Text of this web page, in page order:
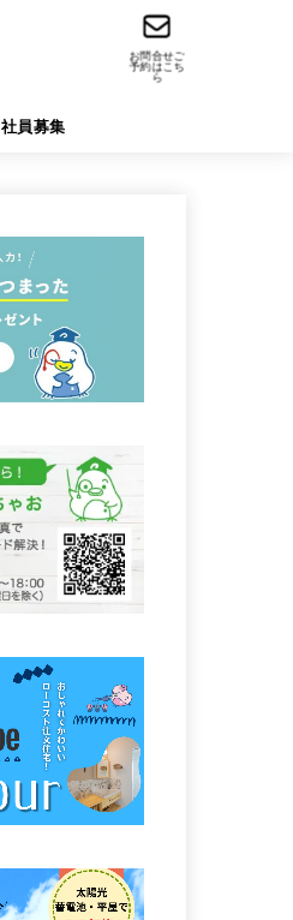
社員募集
お問合せご
予約はこち
ら